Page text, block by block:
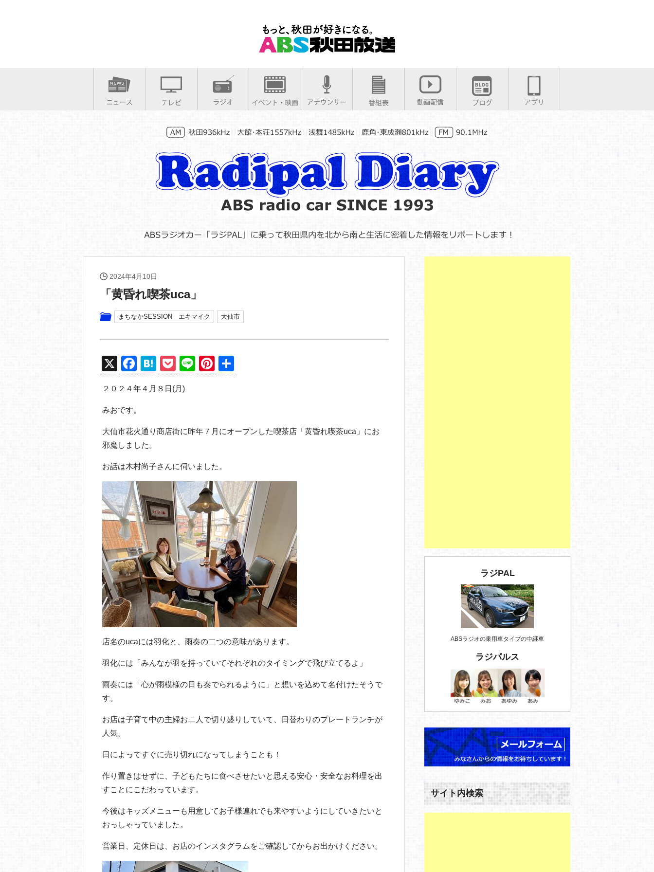
2024年4月10日
「黄昏れ喫茶uca」
まちなかSESSION エキマイク 大仙市
X
F
a
c
b
o
k
H
at
e
a
P
o
ck
Li
n
Pi
nt
st
有
２０２４年４月８日(月)
みおです。
大仙市花火通り商店街に昨年７月にオープンした喫茶店「黄昏れ喫茶uca」にお
邪魔しました。
お話は木村尚子さんに伺いました。
店名のucaには羽化と、雨奏の二つの意味があります。
羽化には「みんなが羽を持っていてそれぞれのタイミングで飛び立てるよ」
雨奏には「心が雨模様の日も奏でられるように」と想いを込めて名付けたそうで
す。
お店は子育て中の主婦お二人で切り盛りしていて、日替わりのプレートランチが
人気。
日によってすぐに売り切れになってしまうことも！
作り置きはせずに、子どもたちに食べさせたいと思える安心・安全なお料理を出
すことにこだわっています。
今後はキッズメニューも用意してお子様連れでも来やすいようにしていきたいと
おっしゃっていました。
営業日、定休日は、お店のインスタグラムをご確認してからお出かけください。
ラジPAL
ABSラジオの乗用車タイプの中継車
ラジパルス
サイト内検索